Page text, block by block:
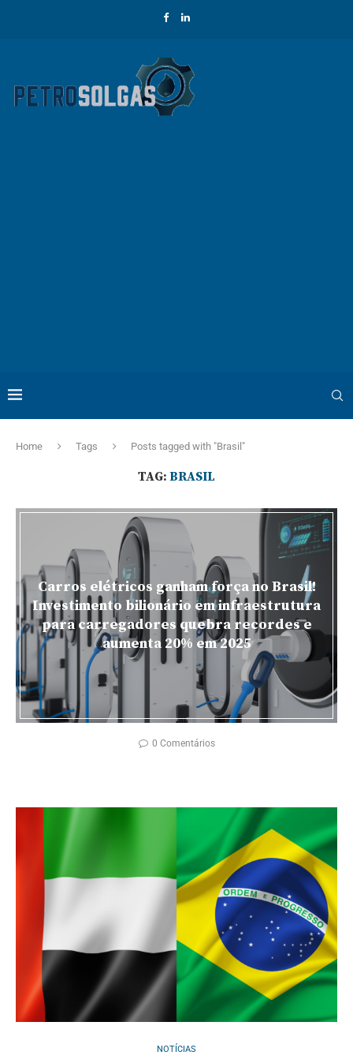
Home Tags Posts tagged with "Brasil"
TAG: BRASIL
Carros elétricos ganham força no Brasil!
Investimento bilionário em infraestrutura
para carregadores quebra recordes e
aumenta 20% em 2025
0 Comentários
NOTÍCIAS